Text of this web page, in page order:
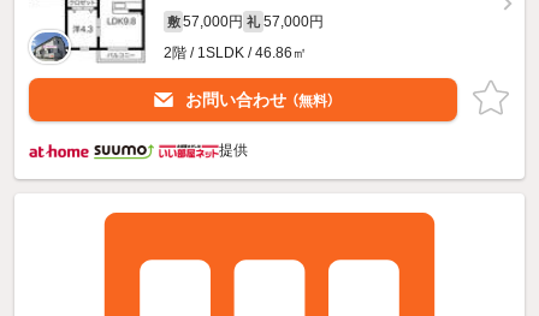
敷 57,000円 礼 57,000円
2階 / 1SLDK / 46.86㎡
お問い合わせ （無料）
提供